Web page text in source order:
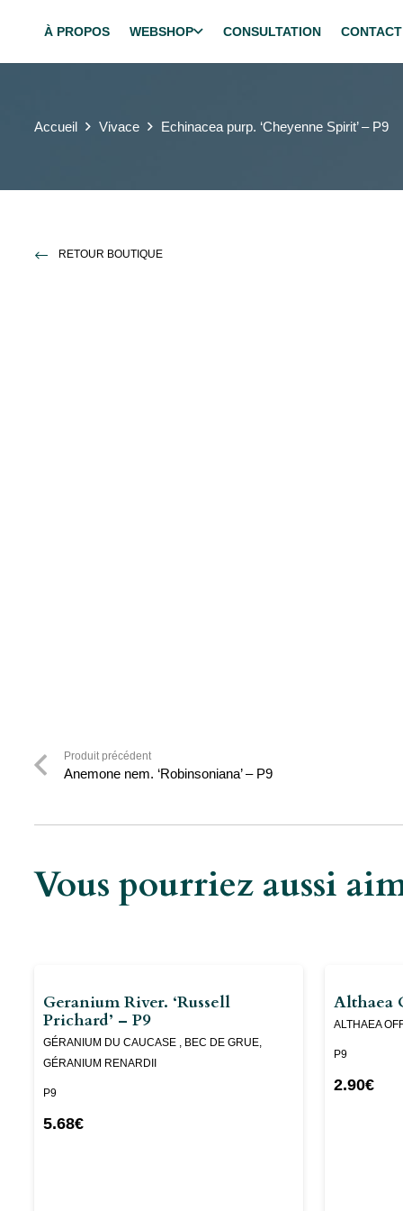
À PROPOS WEBSHOP CONSULTATION CONTACT
Accueil Vivace Echinacea purp. ‘Cheyenne Spirit’ – P9
RETOUR BOUTIQUE
Produit précédent
Anemone nem. ‘Robinsoniana’ – P9
Vous pourriez aussi
Geranium River. ‘Russell
Prichard’ – P9
GÉRANIUM DU CAUCASE , BEC DE GRUE,
GÉRANIUM RENARDII
P9
5.68€
Althaea
ALTHAEA
P9
2.90€